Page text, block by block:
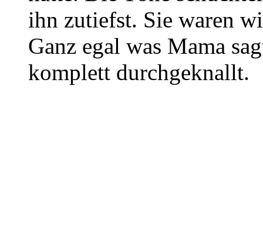
ihn zutiefst. Sie waren
Ganz egal was Mama
komplett durchgeknallt.